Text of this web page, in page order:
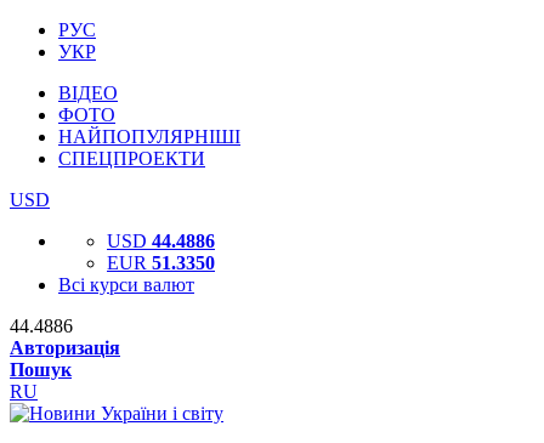
РУС
УКР
ВІДЕО
ФОТО
НАЙПОПУЛЯРНІШІ
СПЕЦПРОЕКТИ
USD
USD 44.4886
EUR 51.3350
Всі курси валют
44.4886
Авторизація
Пошук
RU